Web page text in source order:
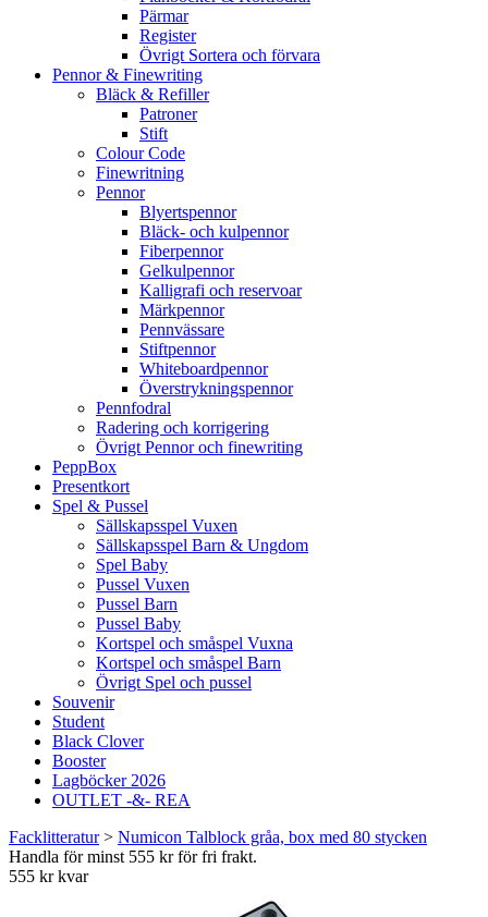
Pärmar
Register
Övrigt Sortera och förvara
Pennor & Finewriting
Bläck & Refiller
Patroner
Stift
Colour Code
Finewritning
Pennor
Blyertspennor
Bläck- och kulpennor
Fiberpennor
Gelkulpennor
Kalligrafi och reservoar
Märkpennor
Pennvässare
Stiftpennor
Whiteboardpennor
Överstrykningspennor
Pennfodral
Radering och korrigering
Övrigt Pennor och finewriting
PeppBox
Presentkort
Spel & Pussel
Sällskapsspel Vuxen
Sällskapsspel Barn & Ungdom
Spel Baby
Pussel Vuxen
Pussel Barn
Pussel Baby
Kortspel och småspel Vuxna
Kortspel och småspel Barn
Övrigt Spel och pussel
Souvenir
Student
Black Clover
Booster
Lagböcker 2026
OUTLET -&- REA
Facklitteratur> Numicon Talblock gråa, box med 80 stycken
Handla för minst 555 kr för fri frakt.
555 kr kvar